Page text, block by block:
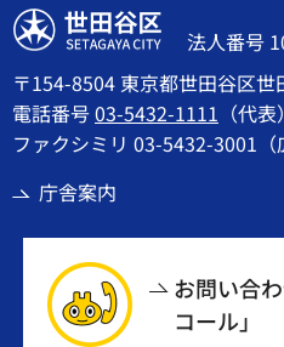
世田谷区
法人番号
〒154-8504 東京都世田谷区
電話番号03-5432-1111 （代表）
ファクシミリ 03-5432-3001（
庁舎案内
お問い合
コール」